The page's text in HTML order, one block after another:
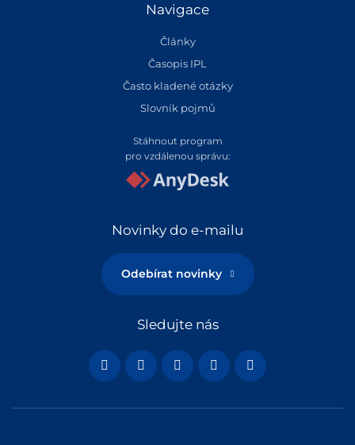
Navigace
Články
Časopis IPL
Často kladené otázky
Slovník pojmů
Stáhnout program
pro vzdálenou správu:
Novinky do e-mailu
Odebírat novinky
Sledujte nás